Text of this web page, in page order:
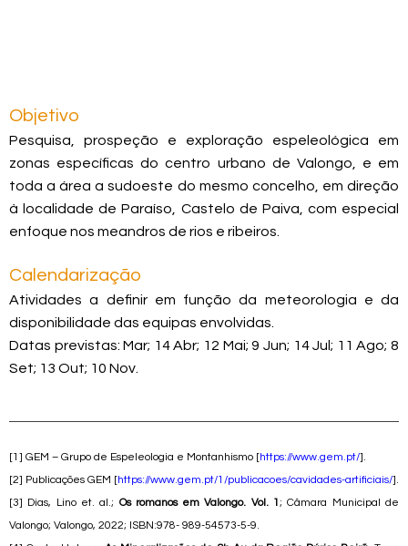
Objetivo
Pesquisa, prospeção e exploração espeleológica em
zonas específicas do centro urbano de Valongo, e em
toda a área a sudoeste do mesmo concelho, em direção
à localidade de Paraíso, Castelo de Paiva, com especial
enfoque nos meandros de rios e ribeiros.
Calendarização
Atividades a definir em função da meteorologia e da
disponibilidade das equipas envolvidas.
Datas previstas: Mar; 14 Abr; 12 Mai; 9 Jun; 14 Jul; 11 Ago; 8
Set; 13 Out; 10 Nov.
[1] GEM – Grupo de Espeleologia e Montanhismo [https://www.gem.pt/].
[2] Publicações GEM [https://www.gem.pt/1/publicacoes/cavidades-artificiais/].
[3] Dias, Lino et. al.; Os romanos em Valongo. Vol. 1; Câmara Municipal de
Valongo; Valongo, 2022; ISBN:978- 989-54573-5-9.